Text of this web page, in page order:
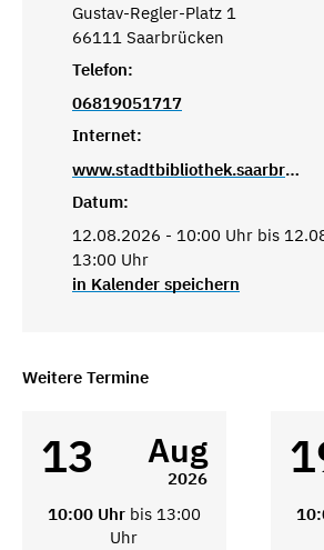
Gustav-Regler-Platz 1
66111 Saarbrücken
Telefon:
06819051717
Internet:
www.stadtbibliothek.saarbruecken.de
Datum:
12.08.2026 - 10:00 Uhr bis
13:00 Uhr
in Kalender speichern
Weitere Termine
13 Aug
2026
10:00 Uhr bis 13:00
Uhr